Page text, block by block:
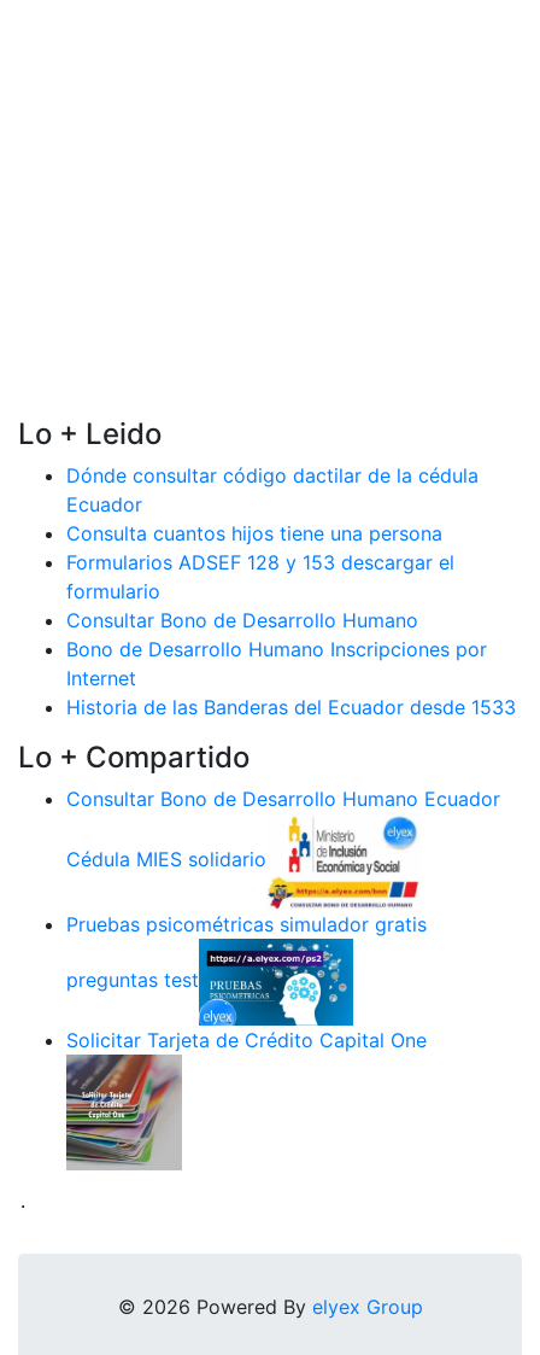
Lo + Leido
Dónde consultar código dactilar de la cédula
Ecuador
Consulta cuantos hijos tiene una persona
Formularios ADSEF 128 y 153 descargar el
formulario
Consultar Bono de Desarrollo Humano
Bono de Desarrollo Humano Inscripciones por
Internet
Historia de las Banderas del Ecuador desde 1533
Lo + Compartido
Consultar Bono de Desarrollo Humano Ecuador
Cédula MIES solidario
Pruebas psicométricas simulador gratis
preguntas test
Solicitar Tarjeta de Crédito Capital One
.
© 2026 Powered By elyex Group